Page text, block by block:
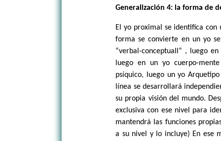
Generalización 4: la forma de
El yo proximal se identifica con
forma se convierte en un yo
“verbal-conceptuall” , luego
luego en un yo cuerpo-
psíquico, luego un yo
línea se desarrollará
su propia visión del mundo.
exclusiva con ese nivel para
mantendrá las funciones
a su nivel y lo incluye) En ese